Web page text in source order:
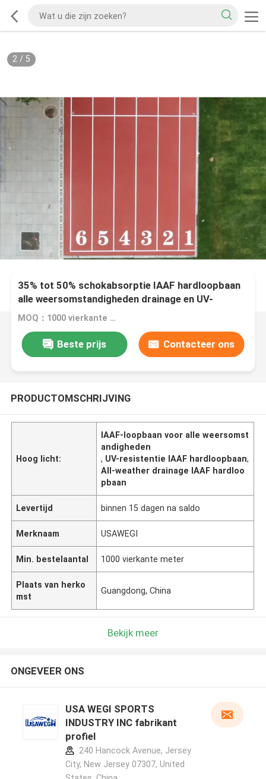
2/ 5
35% tot 50% schokabsorptie IAAF hardloopbaan
alle weersomstandigheden drainage en UV-
weerstand
MOQ：1000 vierkante meter
Beste prijs Contacteer ons
PRODUCTOMSCHRIJVING
Hoog licht:
IAAF-loopbaan voor alle weersomst
andigheden
, UV-resistentie IAAF hardloopbaan,
All-weather drainage IAAF hardloo
pbaan
Levertijd binnen 15 dagen na saldo
Merknaam USAWEGI
Min. bestelaantal 1000 vierkante meter
Plaats van herko
mst
Guangdong, China
Bekijk meer
ONGEVEER ONS
USA WEGI SPORTS
INDUSTRY INC fabrikant
profiel
240 Hancock Avenue, Jersey
City, New Jersey 07307, United